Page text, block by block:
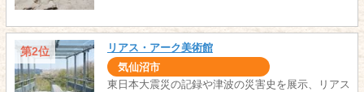
第2位 リアス・アーク美術館
気仙沼市
東日本大震災の記録や津波の災害史を展示、リアス